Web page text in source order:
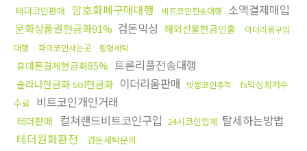
테더코인판매 암호화폐구매대행 비트코인전송대행 소액결제매입
문화상품권현금화91% 검돈믹싱 해외선물현금인출
이더리움구입
대행
파이코인사는곳 횡령세탁
휴대폰결제현금화85% 트론리플전송대행
솔라나현금화 sol현금화 이더리움판매 빗썸코인추적
fx믹싱최저수
수료 비트코인개인거래
테더판매 컬쳐랜드비트코인구입 24시코인업체 탈세하는방법
테더원화환전
검돈세탁문의